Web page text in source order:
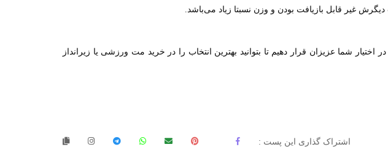
غیر قابل بازیافت بودن و وزن نسبتا زیاد می‌باشد.
شما عزیزان قرار دهیم تا بتوانید بهترین انتخاب را در خرید مت ورزشی یا زیرانداز
اشتراک گذاری این پست :